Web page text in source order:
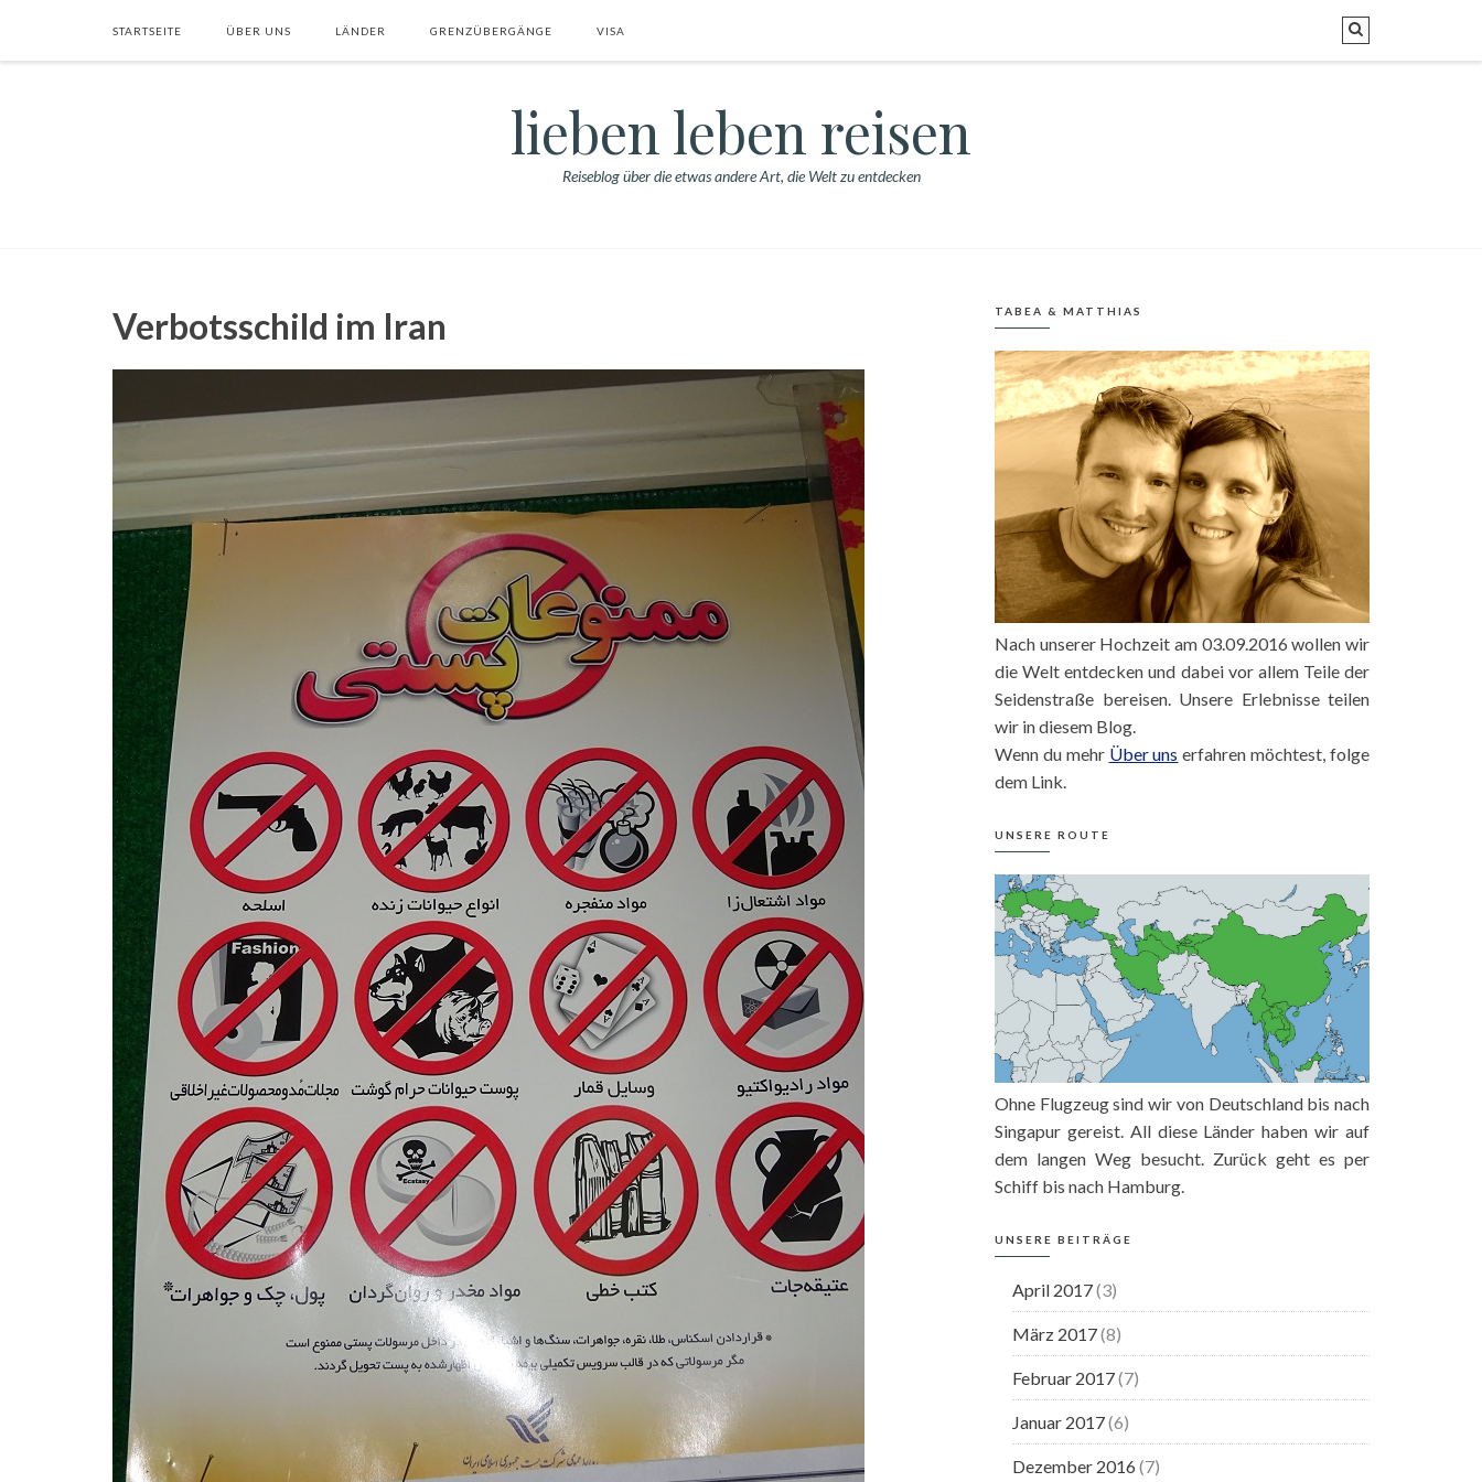
STARTSEITE ÜBER UNS LÄNDER GRENZÜBERGÄNGE VISA
lieben leben reisen
Reiseblog über die etwas andere Art, die Welt zu entdecken
Verbotsschild im Iran TABEA & MATTHIAS
Nach unserer Hochzeit am 03.09.2016 wollen wir
die Welt entdecken und dabei vor allem Teile der
Seidenstraße bereisen. Unsere Erlebnisse teilen
wir in diesem Blog.
Wenn du mehr Über uns erfahren möchtest, folge
dem Link.
UNSERE ROUTE
Ohne Flugzeug sind wir von Deutschland bis nach
Singapur gereist. All diese Länder haben wir auf
dem langen Weg besucht. Zurück geht es per
Schiff bis nach Hamburg.
UNSERE BEITRÄGE
April 2017(3)
März 2017(8)
Februar 2017(7)
Januar 2017(6)
Dezember 2016 (7)